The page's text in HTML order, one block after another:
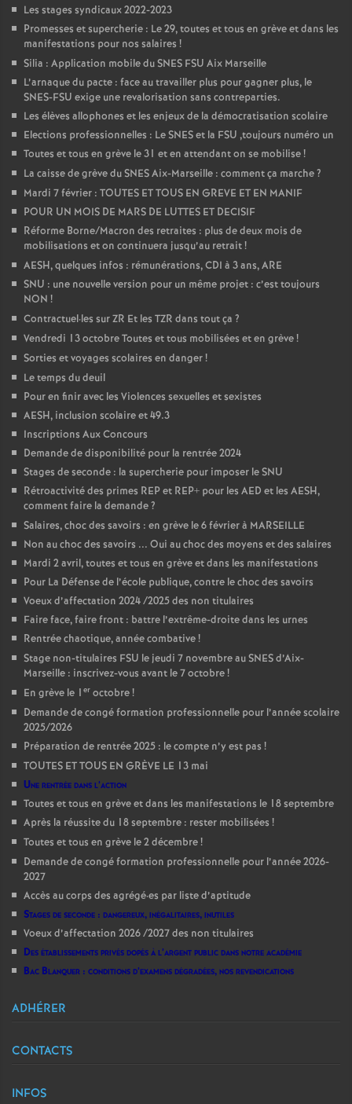
Les stages syndicaux 2022-2023
Promesses et supercherie : Le 29, toutes et tous en grève et dans les
manifestations pour nos salaires !
Silia : Application mobile du SNES FSU Aix Marseille
L’arnaque du pacte : face au travailler plus pour gagner plus, le
SNES-FSU exige une revalorisation sans contreparties.
Les élèves allophones et les enjeux de la démocratisation scolaire
Elections professionnelles : Le SNES et la FSU ,toujours numéro un
Toutes et tous en grève le 31 et en attendant on se mobilise!
La caisse de grève du SNES Aix-Marseille : comment ça marche?
Mardi 7 février : TOUTES ET TOUS EN GREVE ET EN MANIF
POUR UN MOIS DE MARS DE LUTTES ET DECISIF
Réforme Borne/Macron des retraites : plus de deux mois de
mobilisations et on continuera jusqu’au retrait!
AESH, quelques infos : rémunérations, CDI à 3 ans, ARE
SNU : une nouvelle version pour un même projet : c’est toujours
NON !
Contractuel·les sur ZR Et les TZR dans tout ça ?
Vendredi 13 octobre Toutes et tous mobilisées et en grève!
Sorties et voyages scolaires en danger!
Le temps du deuil
Pour en finir avec les Violences sexuelles et sexistes
AESH, inclusion scolaire et 49.3
Inscriptions Aux Concours
Demande de disponibilité pour la rentrée 2024
Stages de seconde : la supercherie pour imposer le SNU
Rétroactivité des primes REP et REP+ pour les AED et les AESH,
comment faire la demande?
Salaires, choc des savoirs : en grève le 6 février à MARSEILLE
Non au choc des savoirs ... Oui au choc des moyens et des salaires
Mardi 2 avril, toutes et tous en grève et dans les manifestations
Pour La Défense de l’école publique, contre le choc des savoirs
Voeux d’affectation 2024 /2025 des non titulaires
Faire face, faire front : battre l’extrême-droite dans les urnes
Rentrée chaotique, année combative!
Stage non-titulaires FSU le jeudi 7 novembre au SNES d’Aix-
Marseille : inscrivez-vous avant le 7 octobre!
En grève le 1 er octobre!
Demande de congé formation professionnelle pour l’année scolaire
2025/2026
Préparation de rentrée 2025 : le compte n’y est pas !
TOUTES ET TOUS EN GRÈVE LE 13 mai
Une rentrée dans l’action
Toutes et tous en grève et dans les manifestations le 18 septembre
Après la réussite du 18 septembre : rester mobilisées !
Toutes et tous en grève le 2 décembre!
Demande de congé formation professionnelle pour l’année 2026-
2027
Accès au corps des agrégé·es par liste d’aptitude
Stages de seconde : dangereux, inégalitaires, inutiles
Voeux d’affectation 2026 /2027 des non titulaires
Des établissements privés dopés à l’argent public dans notre académie
Bac Blanquer : conditions d’examens dégradées, nos revendications
ADHÉRER
CONTACTS
INFOS